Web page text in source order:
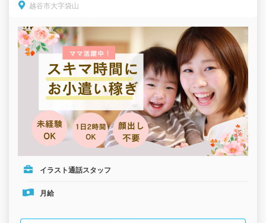
越谷市大字袋山
イラスト通話スタッフ
月給